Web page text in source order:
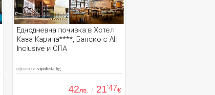
Еднодневна почивка в Хотел
Каза Карина****, Банско с All
Inclusive и СПА
оферта от vipoferta.bg
42лв. / 21'47€